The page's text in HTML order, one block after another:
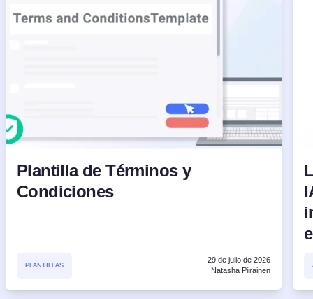
Plantilla de Términos y
Condiciones
PLANTILLAS
29 de julio de 2026
Natasha Piirainen